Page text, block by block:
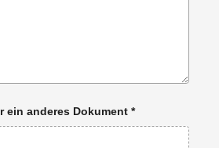
ein anderes Dokument *